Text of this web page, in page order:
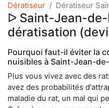
Dératiseur Dératiseur
ᐅ Saint-Jean-de-
dératisation
Pourquoi faut-il éviter la
nuisibles à Saint-Jean-
Plus vous vivez avec des
avez des probabilités
maladie du rat, un mal qui